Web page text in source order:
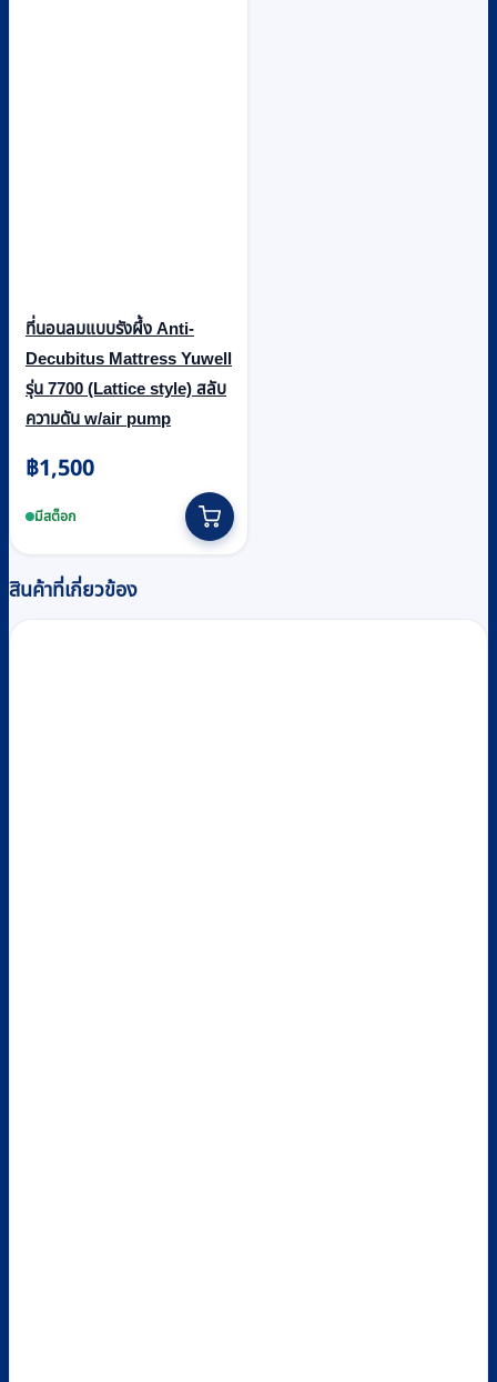
ที่นอนลมแบบรังผึ้ง Anti-
Decubitus Mattress Yuwell
รุ่น 7700 (Lattice style) สลับ
ความดัน w/air pump
฿1,500
มีสต็อก
สินค้าที่เกี่ยวข้อง